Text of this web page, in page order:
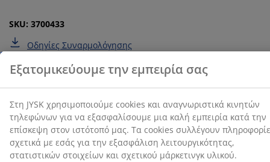
SKU: 3700433
Οδηγίες Συναρμολόγησης
Χαρακτηριστικά προϊόντος
Αξιολογήσεις
μοιραστούμε τα δεδομένα περιήγησής σας με
συνεργάτες μάρκετινγκ (π.χ. Google, Meta και TikTok)
για εξατομικευμένες και στατικές διαφημίσεις.
Μπορείτε να διαβάσετε περισσότερα σχετικά με τους
σκοπούς στην ενότητα «Τροποποίηση» και να
επιλέξετε να ανακαλέσετε τη συγκατάθεσή σας
κάνοντας κλικ στο εικονίδιο του cookie. Κάνοντας κλικ
στην επιλογή «Αποδοχή όλων», συναινείτε και στους
τρεις σκοπούς. Διαβάστε περισσότερα σχετικά με τη
συλλογή και την επεξεργασία προσωπικών
δεδομένων και την πολιτική μαςγια τα cookies